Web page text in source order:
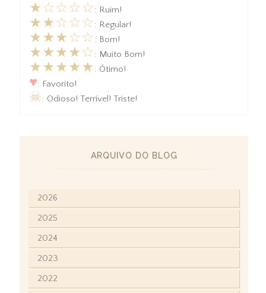
★☆☆☆☆: Ruim!
★★☆☆☆: Regular!
★★★☆☆: Bom!
★★★★☆: Muito Bom!
★★★★★: Ótimo!
♥: Favorito!
☠: Odioso! Terrível! Triste!
ARQUIVO DO BLOG
2026
2025
2024
2023
2022